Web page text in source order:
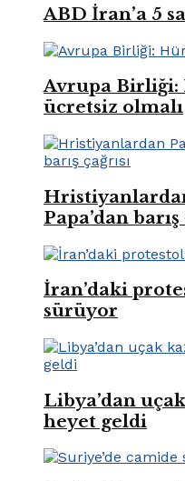
ABD İran’a 5
Avrupa Birliği:
ücretsiz olmalı
Papa’dan barış
İran’daki
sürüyor
Libya’dan
heyet geldi